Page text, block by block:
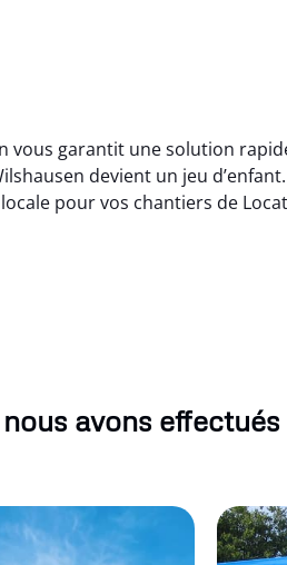
garantit une solution
devient un jeu
pour vos chantiers de
avons effectués